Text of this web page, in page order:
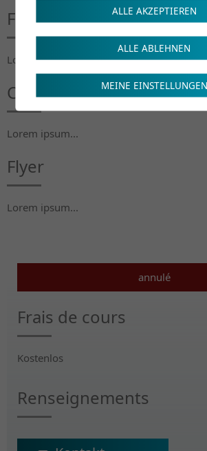
Frais de cours
Lorem ipsum...
Crédits de formation
Lorem ipsum...
Flyer
Lorem ipsum...
annulé
Frais de cours
Kostenlos
Renseignements
ALLE AKZEPTIEREN
ALLE ABLEHNEN
MEINE EINSTELLUNGEN